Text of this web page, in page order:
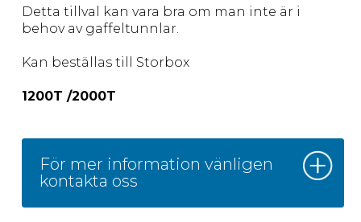
Detta tillval kan vara bra om man inte är i
behov av gaffeltunnlar.
Kan beställas till Storbox
1200T /2000T
För mer information vänligen
kontakta oss